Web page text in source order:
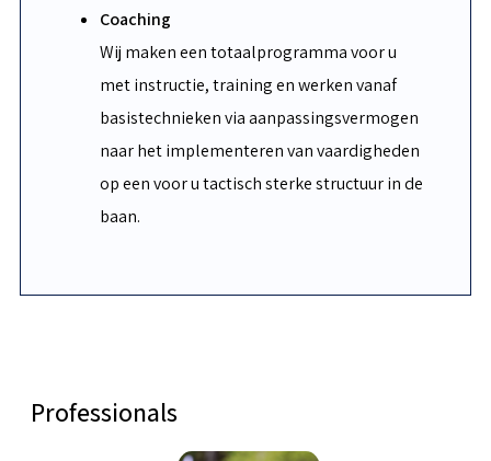
Coaching
Wij maken een totaalprogramma voor u
met instructie, training en werken vanaf
basistechnieken via aanpassingsvermogen
naar het implementeren van vaardigheden
op een voor u tactisch sterke structuur in de
baan.
Professionals